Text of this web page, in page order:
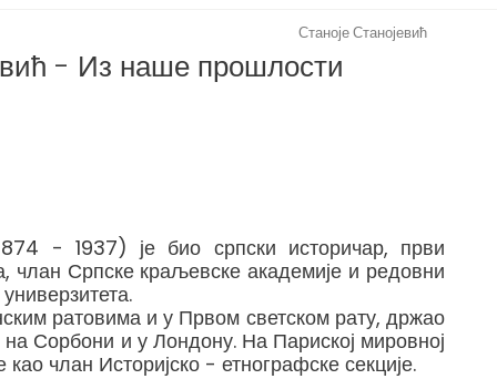
- Из наше прошлости
- 1937) је био српски историчар, први
члан Српске краљевске академије и редовни
ратовима и у Првом светском рату, држао
Сорбони и у Лондону. На Париској мировној
као члан Историјско - етнографске секције.
Станоје Станојевић